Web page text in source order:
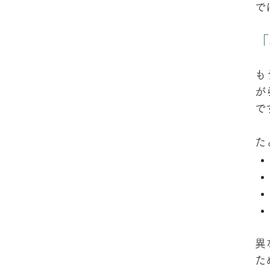
で
も
が
で
た
異
た